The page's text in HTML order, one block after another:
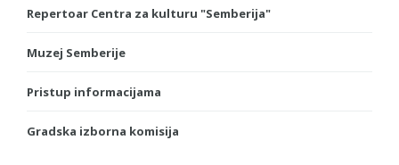
Repertoar Centra za kulturu "Semberija"
Muzej Semberije
Pristup informacijama
Gradska izborna komisija